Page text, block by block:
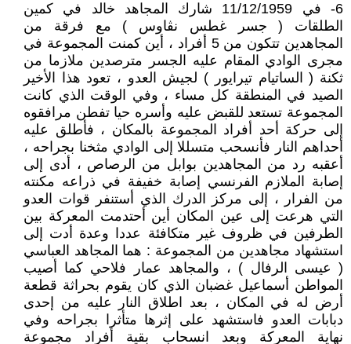
6- في 11/12/1959 شارك المجاهد خالد في كمين
الطلقات ( جسر غطس نڨاوس ) مع فرقة من
المجاهدين تتكون من 5 أفراد ، أين كمنت المجموعة في
مجرى الوادي المقام عليه الجسر مترصدين ملازما من
ثكنة ( الساتيام تيرايور ) لجيش العدو ، تعود هذا الأخير
الصيد في المنطقة كل مساء ، وفي الوقت الذي كانت
المجموعة تستعد للقبض عليه وأسره حيا تفطن مرافقوه
إلى حركة أحد أفراد المجموعة بالمكان ، فأطلق عليه
أحداهم النار فأنسحب متسللا إلى الوادي مثخنا بجراحه ،
أعقبه رد من المجاهدين بوابل من الرصاص ، أدى إلى
إصابة الملازم الفرنسي إصابة خفيفة في ذراعه مكنته
من الفرار ، إلى مركز الدرك الذي أستنفر قوات العدو
التي هرعت إلى عين المكان أين أحتدمت المعركة بين
الطرفين في ظروف غير متكافئة عددا وعدة أدت إلى
استشهاد مجاهدين من المجموعة : هما المجاهد العباسي
( عيسى الرفال ) ، والمجاهد عمار فلاحي كما أصيب
المواطن أسماعيل غضبان الذي كان يقوم بحراثة قطعة
أرض له في المكان ، بعد اطلاق النار عليه من إحدى
دبابات العدو فاستشهد على إثرها متأثرا بجراحه وفي
نهاية المعركة وبعد انسحاب بقية أفراد مجموعة